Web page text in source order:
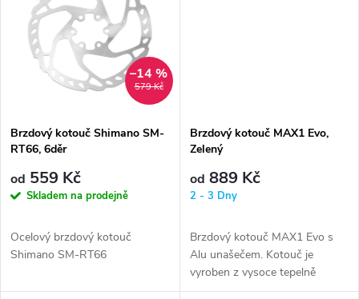
579 Kč
–14 %
Brzdový kotouč Shimano SM-
RT66, 6děr
od 559 Kč
Skladem na prodejně
Ocelový brzdový kotouč
Shimano SM-RT66
Brzdový kotouč MAX1 Evo,
Zelený
od 889 Kč
2 - 3 Dny
Brzdový kotouč MAX1 Evo s
Alu unašečem. Kotouč je
vyroben z vysoce tepelně
odolné oceli 410 STAINLESS